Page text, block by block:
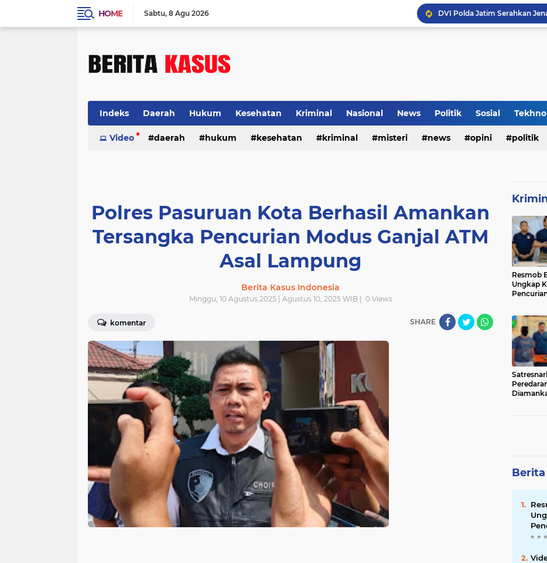
HOME Sabtu 8 Agu 2026
DVI Polda Jatim Serahkan
Indeks Daerah Hukum Kesehatan Kriminal Nasional News Politik Sosial
Video daerah hukum kesehatan kriminal misteri news opini politik
Polres Pasuruan Kota Berhasil Amankan
Tersangka Pencurian Modus Ganjal ATM
Asal Lampung
Berita Kasus Indonesia
Minggu, 10 Agustus 2025 | Agustus 10, 2025 WIB | 0Views
komentar SHARE
Resmob
Ungkap